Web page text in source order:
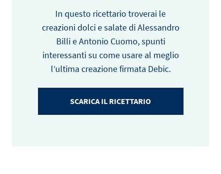
In questo ricettario troverai le
creazioni dolci e salate di Alessandro
Billi e Antonio Cuomo, spunti
interessanti su come usare al meglio
l’ultima creazione firmata Debic.
SCARICA IL RICETTARIO